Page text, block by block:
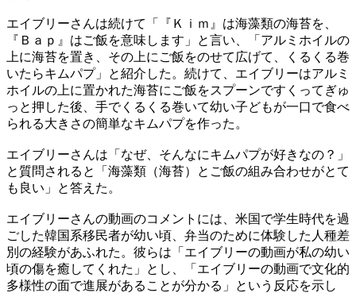
エイブリーさんは続けて「『Ｋｉｍ』は海藻類の海苔を、
『Ｂａｐ』はご飯を意味します」と言い、「アルミホイルの
上に海苔を置き、その上にご飯をのせて広げて、くるくる巻
いたらキムパプ」と紹介した。続けて、エイブリーはアルミ
ホイルの上に置かれた海苔にご飯をスプーンですくってぎゅ
っと押した後、手でくるくる巻いて幼い子どもが一口で食べ
られる大きさの簡単なキムパプを作った。
エイブリーさんは「なぜ、そんなにキムパプが好きなの？」
と質問されると「海藻類（海苔）とご飯の組み合わせがとて
も良い」と答えた。
エイブリーさんの動画のコメントには、米国で学生時代を過
ごした韓国系移民者が幼い頃、弁当のために体験した人種差
別の経験があふれた。彼らは「エイブリーの動画が私の幼い
頃の傷を癒してくれた」とし、「エイブリーの動画で文化的
多様性の面で進展があることが分かる」という反応を示し